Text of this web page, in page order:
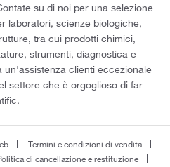
su di noi per una selezione
laboratori, scienze biologiche,
tra cui prodotti chimici,
strumenti, diagnostica e
un'assistenza clienti eccezionale
settore che è orgoglioso di far
Termini e condizioni di vendita
di cancellazione e restituzione